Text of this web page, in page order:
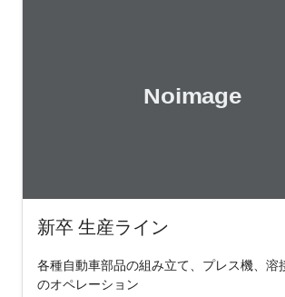
新卒 生産ライン
各種自動車部品の組み立て、プレス機、溶
のオペレーション